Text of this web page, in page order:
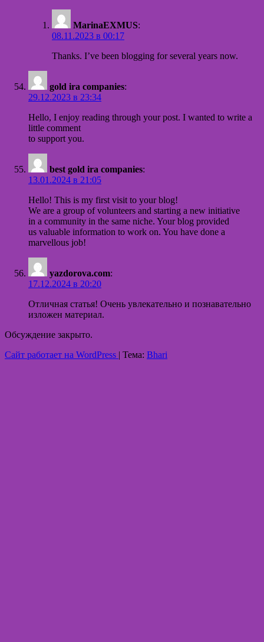
MarinaEXMUS:
08.11.2023 в 00:17
Thanks. I’ve been blogging for several years now.
gold ira companies:
29.12.2023 в 23:34
Hello, I enjoy reading through your post. I wanted to write a
little comment
to support you.
best gold ira companies:
13.01.2024 в 21:05
Hello! This is my first visit to your blog!
We are a group of volunteers and starting a new initiative
in a community in the same niche. Your blog provided
us valuable information to work on. You have done a
marvellous job!
yazdorova.com:
17.12.2024 в 20:20
Отличная статья! Очень увлекательно и познавательно
изложен материал.
Обсуждение закрыто.
Сайт работает на WordPress | Тема: Bhari